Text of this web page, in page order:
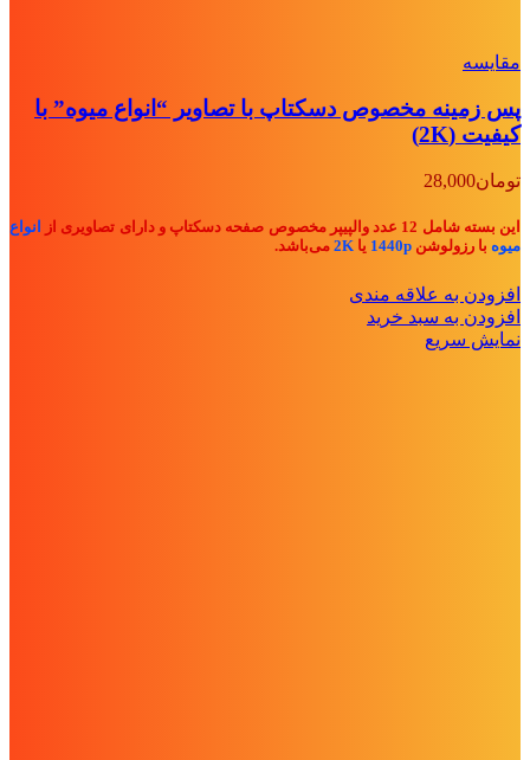
مقايسه
پس زمینه مخصوص دسکتاپ با تصاویر “انواع میوه” با
کیفیت (2K)
تومان28,000
این بسته شامل 12 عدد والپیپر مخصوص صفحه دسکتاپ و دارای تصاویری از
انواع
میوه با رزولوشن 1440p یا 2K می‌باشد.
افزودن به علاقه مندی
افزودن به سبد خرید
نمایش سریع